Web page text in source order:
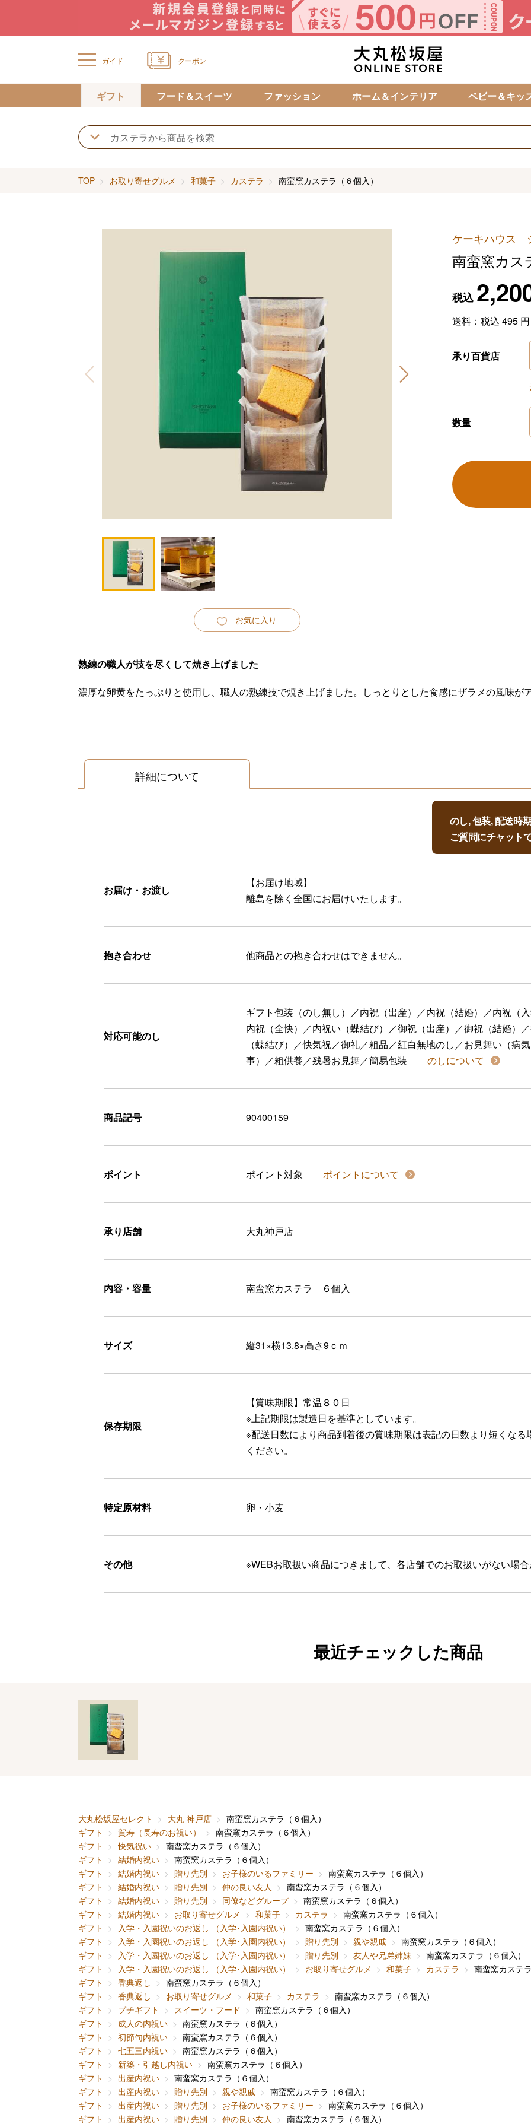
ガイド クーポン
カ
ギフト フード＆スイーツ ファッション ホーム＆インテリア ベビー＆キッ
TOP お取り寄せグルメ 和菓子 カステラ 南蛮窯カステラ（６個入）
お気に入り
ケーキハウス
南蛮窯カス
税込
送料：税込 495円
承り百貨店
数量
熟練の職人が技を尽くして焼き上げました
濃厚な卵黄をたっぷりと使用し、職人の熟練技で焼き上げました。しっとりとした食感にザラメの風味が
詳細について
のし, 包装, 配送時
ご質問にチャット
お届け・お渡し
【お届け地域】
離島を除く全国にお届けいたします。
抱き合わせ 他商品との抱き合わせはできません。
対応可能のし
ギフト包装（のし無し）／内祝（出産）／内祝（結婚）／内祝（
内祝（全快）／内祝い（蝶結び）／御祝（出産）／御祝（結婚）
（蝶結び）／快気祝／御礼／粗品／紅白無地のし／お見舞い（病
事）／粗供養／残暑お見舞／簡易包装
のしについて
商品記号 90400159
ポイント ポイント対象 ポイントについて
承り店舗 大丸神戸店
内容・容量 南蛮窯カステラ ６個入
サイズ 縦31×横13.8×高さ9ｃｍ
保存期限
【賞味期限】常温８０日
※上記期限は製造日を基準としています。
※配送日数により商品到着後の賞味期限は表記の日数より短くな
ください。
特定原材料 卵・小麦
その他 ※WEBお取扱い商品につきまして、各店舗でのお取扱いがない場合
最近チェックした商品
大丸松坂屋セレクト 大丸 神戸店
南蛮窯カステラ（６個入）
ギフト
賀寿（長寿のお祝い）
南蛮窯カステラ（６個入）
ギフト
快気祝い
南蛮窯カステラ（６個入）
ギフト
結婚内祝い
南蛮窯カステラ（６個入）
ギフト
結婚内祝い 贈り先別 お子様のいるファミリー
南蛮窯カステラ（６個入）
ギフト
結婚内祝い 贈り先別 仲の良い友人
南蛮窯カステラ（６個入）
ギフト
結婚内祝い 贈り先別 同僚などグループ
南蛮窯カステラ（６個入）
ギフト
結婚内祝い お取り寄せグルメ 和菓子 カステラ
南蛮窯カステラ（６個入）
ギフト
入学・入園祝いのお返し （入学･入園内祝い）
南蛮窯カステラ（６個入）
ギフト
入学・入園祝いのお返し （入学･入園内祝い） 贈り先別 親や親戚
南蛮窯カステラ（６個入）
ギフト
入学・入園祝いのお返し （入学･入園内祝い） 贈り先別 友人や兄弟姉妹
南蛮窯カステラ（６個入）
ギフト
入学・入園祝いのお返し （入学･入園内祝い） お取り寄せグルメ 和菓子 カステラ
南蛮窯カステ
ギフト
香典返し
南蛮窯カステラ（６個入）
ギフト
香典返し お取り寄せグルメ 和菓子 カステラ
南蛮窯カステラ（６個入）
ギフト
プチギフト スイーツ・フード
南蛮窯カステラ（６個入）
ギフト
成人の内祝い
南蛮窯カステラ（６個入）
ギフト
初節句内祝い
南蛮窯カステラ（６個入）
ギフト
七五三内祝い
南蛮窯カステラ（６個入）
ギフト
新築・引越し内祝い
南蛮窯カステラ（６個入）
ギフト
出産内祝い
南蛮窯カステラ（６個入）
ギフト
出産内祝い 贈り先別 親や親戚
南蛮窯カステラ（６個入）
ギフト
出産内祝い 贈り先別 お子様のいるファミリー
南蛮窯カステラ（６個入）
ギフト
出産内祝い 贈り先別 仲の良い友人
南蛮窯カステラ（６個入）